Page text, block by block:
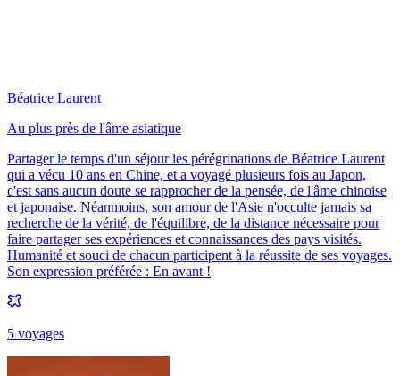
Béatrice Laurent
Au plus près de l'âme asiatique
Partager le temps d'un séjour les pérégrinations de Béatrice Laurent
qui a vécu 10 ans en Chine, et a voyagé plusieurs fois au Japon,
c'est sans aucun doute se rapprocher de la pensée, de l'âme chinoise
et japonaise. Néanmoins, son amour de l'Asie n'occulte jamais sa
recherche de la vérité, de l'équilibre, de la distance nécessaire pour
faire partager ses expériences et connaissances des pays visités.
Humanité et souci de chacun participent à la réussite de ses voyages.
Son expression préférée : En avant !
5 voyages